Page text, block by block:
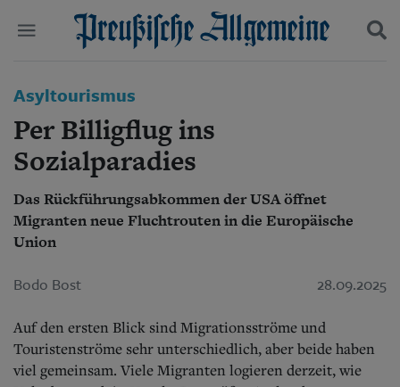
Start
Wer wir sind
Wirtschaft
Panorama
Gesellschaft
Geschichte
Ostpreußen
Bücher
Suchen und finden
Asyltourismus
Per Billigflug ins
Sozialparadies
Das Rückführungsabkommen der USA öffnet
Migranten neue Fluchtrouten in die Europäische
Union
Bodo Bost 28.09.2025
Auf den ersten Blick sind Migrationsströme und
Touristenströme sehr unterschiedlich, aber beide haben
viel gemeinsam. Viele Migranten logieren derzeit, wie